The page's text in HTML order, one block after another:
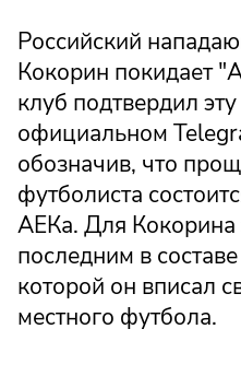
Российский
Кокорин покидает
клуб подтвердил
официальном
обозначив, что
футболиста
АЕКа. Для Кокорина
последним в
которой он вписал
местного футбола.